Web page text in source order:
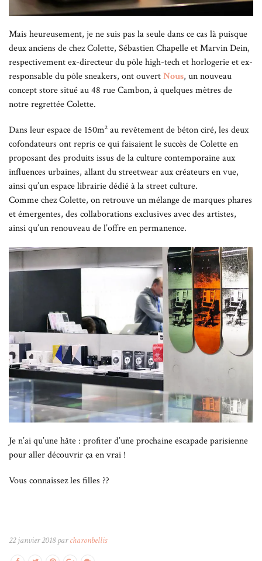
Mais heureusement, je ne suis pas la seule dans ce cas là puisque
deux anciens de chez Colette, Sébastien Chapelle et Marvin Dein,
respectivement ex-directeur du pôle high-tech et horlogerie et ex-
responsable du pôle sneakers, ont ouvertNous, un nouveau
concept store situé au 48 rue Cambon, à quelques mètres de
notre regrettée Colette.
Dans leur espace de 150m² au revêtement de béton ciré, les deux
cofondateurs ont repris ce qui faisaient le succès de Colette en
proposant des produits issus de la culture contemporaine aux
influences urbaines, allant du streetwear aux créateurs en vue,
ainsi qu’un espace librairie dédié à la street culture.
Comme chez Colette, on retrouve un mélange de marques phares
et émergentes, des collaborations exclusives avec des artistes,
ainsi qu’un renouveau de l’offre en permanence.
Je n’ai qu’une hâte : profiter d’une prochaine escapade parisienne
pour aller découvrir ça en vrai !
Vous connaissez les filles ??
22 janvier 2018 parcharonbellis